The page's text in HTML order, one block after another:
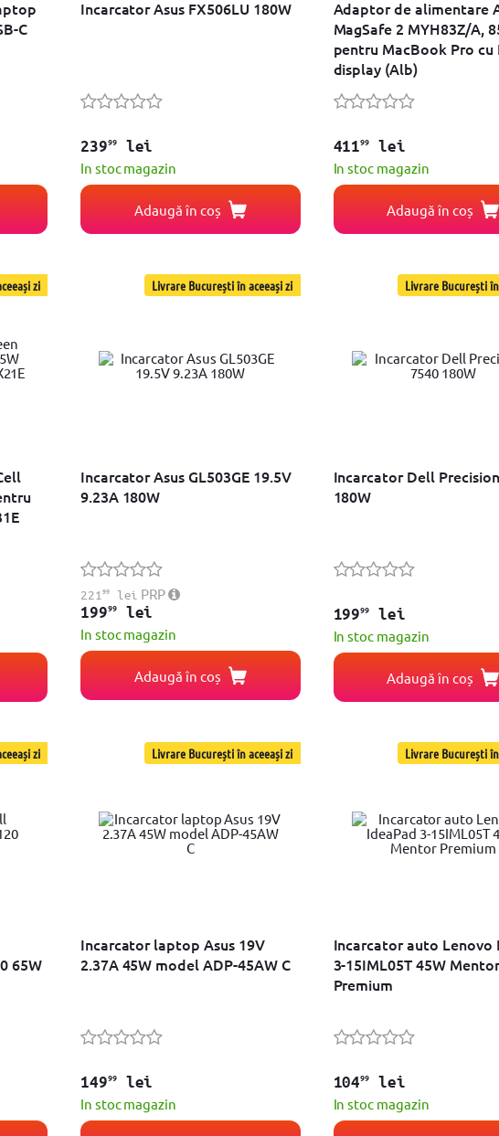
C
Incarcator Asus FX506LU 180W
23999lei
In stoc magazin
Adaugă în coș
Adaptor de alimentare
MagSafe 2 MYH83Z/A,
pentru MacBook Pro cu
display (Alb)
41199
lei
In stoc magazin
Adaugă în coș
zi Livrare București în aceeași zi
Incarcator Asus GL503GE 19.5V
9.23A 180W
221 99lei PRP
19999lei
In stoc magazin
Adaugă în coș
Livrare București
Incarcator Dell
180W
19999
lei
In stoc magazin
Adaugă în coș
zi
65W
Livrare București în aceeași zi
Incarcator laptop Asus 19V
2.37A 45W model ADP-45AW C
14999lei
In stoc magazin
Livrare București
Incarcator auto Lenovo
3-15IML05T 45W Mentor
Premium
10499
lei
In stoc magazin